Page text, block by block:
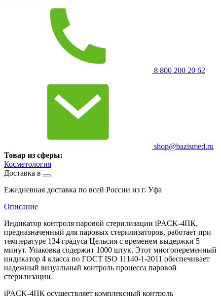
8 800 200 20 62
shop@bazismed.ru
Товар из сферы:
Косметология
Доставка в
Ежедневная доставка по всей России из г. Уфа
Описание
Индикатор контроля паровой стерилизации iPACK-4ПК,
предназначенный для паровых стерилизаторов, работает при
температуре 134 градуса Цельсия с временем выдержки 5
минут. Упаковка содержит 1000 штук. Этот многопеременный
индикатор 4 класса по ГОСТ ISO 11140-1-2011 обеспечивает
надежный визуальный контроль процесса паровой
стерилизации.
iPACK-4ПК осуществляет комплексный контроль